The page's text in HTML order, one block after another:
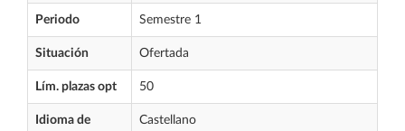
Periodo Semestre 1
Situación Ofertada
Lím. plazas opt 50
Idioma de
Castellano